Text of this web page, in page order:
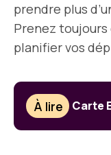
prendre plus
Prenez toujours
planifier vos
À lire Carte